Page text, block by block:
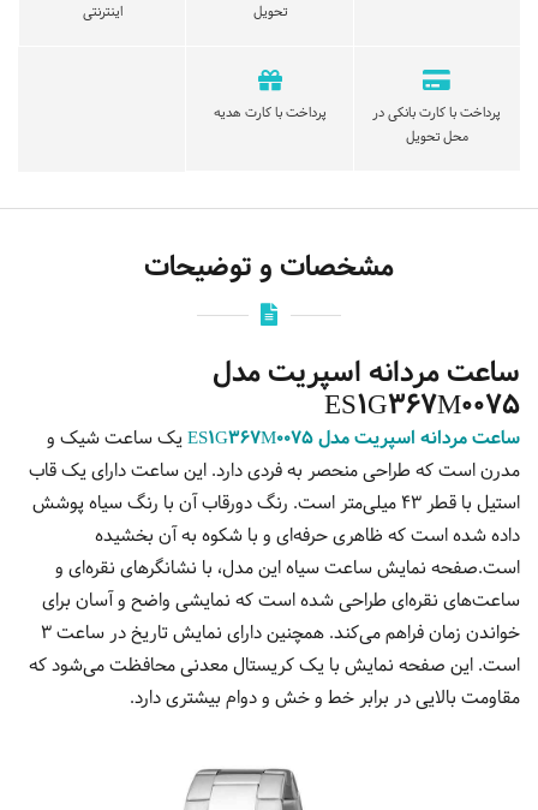
تحویل
اینترنتی
پرداخت با کارت بانکی در
محل تحویل
پرداخت با کارت هدیه
مشخصات و توضیحات
ساعت مردانه اسپریت مدل
ES1G367M0075
ساعت مردانه اسپریت مدل ES1G367M0075
یک ساعت شیک و
مدرن است که طراحی منحصر به فردی دارد. این ساعت دارای یک قاب
استیل با قطر 43 میلی‌متر است. رنگ دورقاب آن با رنگ سیاه پوشش
داده شده است که ظاهری حرفه‌ای و با شکوه به آن بخشیده
است.صفحه نمایش ساعت سیاه این مدل، با نشانگرهای نقره‌ای و
ساعت‌های نقره‌ای طراحی شده است که نمایشی واضح و آسان برای
خواندن زمان فراهم می‌کند. همچنین دارای نمایش تاریخ در ساعت 3
است. این صفحه نمایش با یک کریستال معدنی محافظت می‌شود که
مقاومت بالایی در برابر خط و خش و دوام بیشتری دارد.